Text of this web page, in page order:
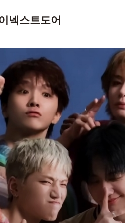
넥스트도어